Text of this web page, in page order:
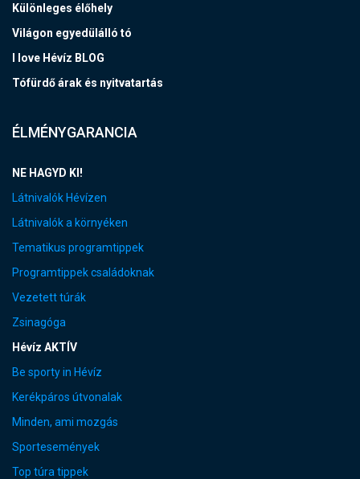
Különleges élőhely
Világon egyedülálló tó
I love Hévíz BLOG
Tófürdő árak és nyitvatartás
ÉLMÉNYGARANCIA
NE HAGYD KI!
Látnivalók Hévízen
Látnivalók a környéken
Tematikus programtippek
Programtippek családoknak
Vezetett túrák
Zsinagóga
Hévíz AKTÍV
Be sporty in Hévíz
Kerékpáros útvonalak
Minden, ami mozgás
Sportesemények
Top túra tippek